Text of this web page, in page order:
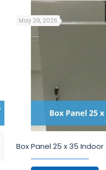
May 29, 2026
Box Panel 25 x 35 Indoor